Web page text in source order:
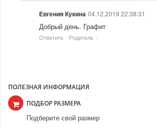
Евгения Кукина 04.12.2019 22:38:31
Добрый день. Графит
Ответить Родитель
ПОЛЕЗНАЯ ИНФОРМАЦИЯ
ПОДБОР РАЗМЕРА
Подберите свой размер